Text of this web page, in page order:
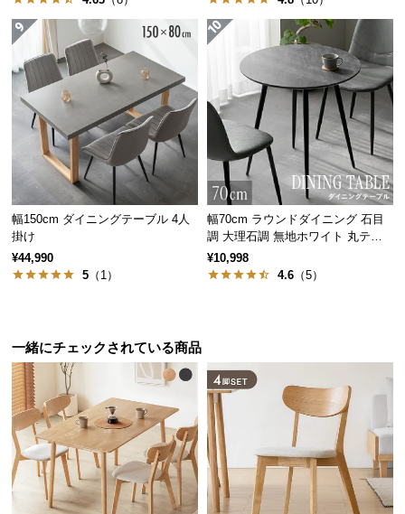
て
ー
ト
ブ
ロ
グ
幅150cm ダイニングテーブル 4人
掛け
¥44,990
5 （1）
幅70cm ラウンドダイニング 石目
調 大理石調 無地ホワイト 丸テー
ブル 2人掛け
¥10,998
4.6 （5）
一緒にチェックされている商品